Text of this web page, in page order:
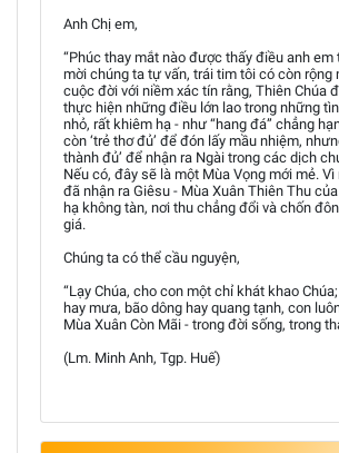
Anh Chị em,
“Phúc thay mắt nào được thấy điều anh em
mời chúng ta tự vấn, trái tim tôi có còn rộng
cuộc đời với niềm xác tín rằng, Thiên Chúa
thực hiện những điều lớn lao trong những
nhỏ, rất khiêm hạ - như “hang đá” chẳng
còn ‘trẻ thơ đủ’ để đón lấy mầu nhiệm,
thành đủ’ để nhận ra Ngài trong các dịch
Nếu có, đây sẽ là một Mùa Vọng mới mẻ.
đã nhận ra Giêsu - Mùa Xuân Thiên Thu
hạ không tàn, nơi thu chẳng đổi và chốn
giá.
Chúng ta có thể cầu nguyện,
“Lạy Chúa, cho con một chỉ khát khao
hay mưa, bão dông hay quang tạnh, con
Mùa Xuân Còn Mãi - trong đời sống, trong
(Lm. Minh Anh, Tgp. Huế)